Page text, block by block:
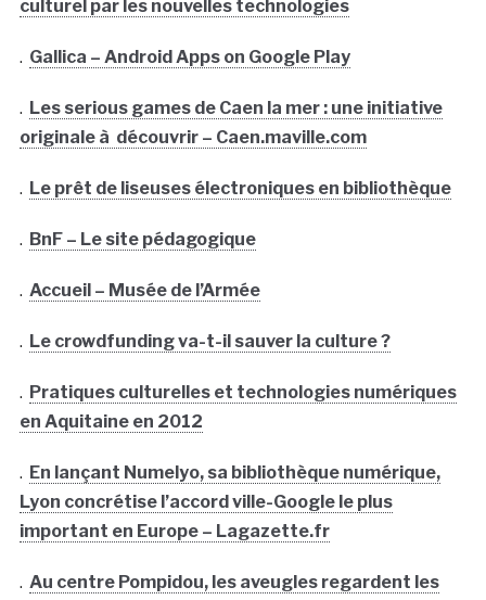
culturel par les nouvelles technologies
. Gallica – Android Apps on Google Play
. Les serious games de Caen la mer : une initiative
originale à découvrir – Caen.maville.com
. Le prêt de liseuses électroniques en bibliothèque
. BnF – Le site pédagogique
. Accueil – Musée de l’Armée
. Le crowdfunding va-t-il sauver la culture ?
. Pratiques culturelles et technologies numériques
en Aquitaine en 2012
. En lançant Numelyo, sa bibliothèque numérique,
Lyon concrétise l’accord ville-Google le plus
important en Europe – Lagazette.fr
. Au centre Pompidou, les aveugles regardent les